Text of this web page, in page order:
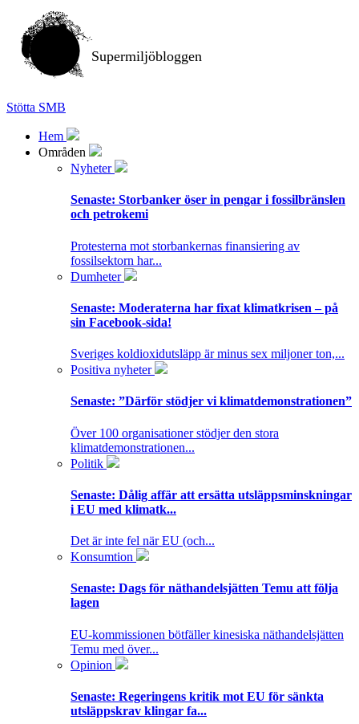
Supermiljöbloggen
Stötta SMB
Hem
Områden
Nyheter
Senaste: Storbanker öser in pengar i fossilbränslen
och petrokemi
Protesterna mot storbankernas finansiering av
fossilsektorn har...
Dumheter
Senaste: Moderaterna har fixat klimatkrisen – på
sin Facebook-sida!
Sveriges koldioxidutsläpp är minus sex miljoner ton,...
Positiva nyheter
Senaste: ”Därför stödjer vi klimatdemonstrationen”
Över 100 organisationer stödjer den stora
klimatdemonstrationen...
Politik
Senaste: Dålig affär att ersätta utsläppsminskningar
i EU med klimatk...
Det är inte fel när EU (och...
Konsumtion
Senaste: Dags för näthandelsjätten Temu att följa
lagen
EU-kommissionen bötfäller kinesiska näthandelsjätten
Temu med över...
Opinion
Senaste: Regeringens kritik mot EU för sänkta
utsläppskrav klingar fa...